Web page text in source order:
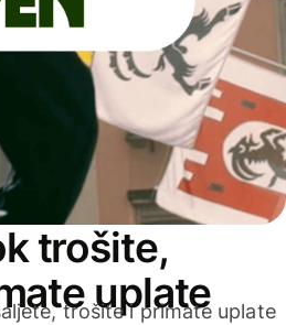
trošite,
uplate
trošite i primate uplate